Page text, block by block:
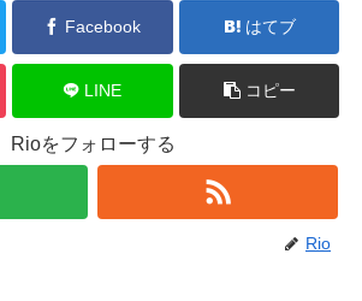
Facebook はてブ
LINE コピー
Rioをフォローする
Rio